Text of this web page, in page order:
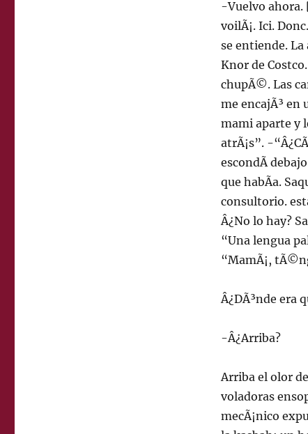
-Vuelvo ahora.
voilÃ¡. Ici.
se entiende.
Knor de
chupÃ©. Las
me encajÃ³ en
mami aparte y
atrÃ¡s”. -
escondÃ­
que habÃ­a.
consultorio.
Â¿No lo hay?
“Una lengua
“MamÃ¡,
Â¿DÃ³nde era
-Â¿Arriba?
Arriba el olor
voladoras
mecÃ¡nico